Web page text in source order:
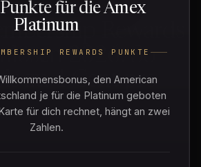
Rewards
2026: So
zu 4 Cent pro
für die Amex
Platinum
REWARDS PUNKTE
den American
je für die Platinum geboten
für dich rechnet, hängt an zwei
Zahlen.